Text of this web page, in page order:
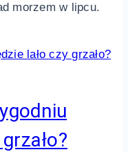
morzem w lipcu.